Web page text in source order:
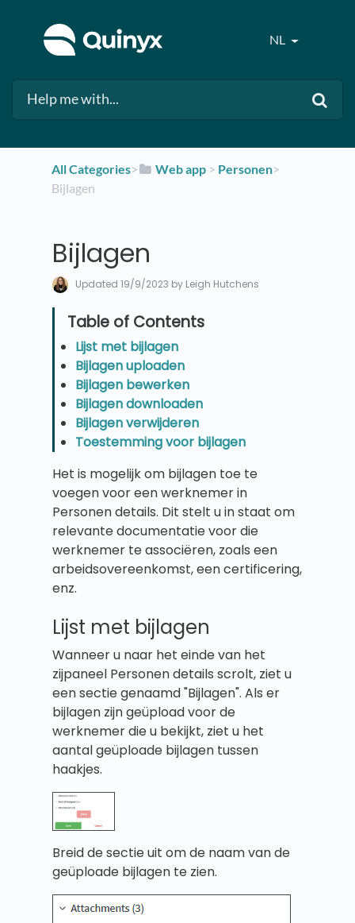
NL
All Categories​>​ ​Web app ​ > ​ ​Personen​>​
Bijlagen
Bijlagen
Updated19/9/2023 by Leigh Hutchens
Lijst met bijlagen
Bijlagen uploaden
Bijlagen bewerken
Bijlagen downloaden
Bijlagen verwijderen
Toestemming voor bijlagen
Het is mogelijk om bijlagen toe te
voegen voor een werknemer in
Personen details. Dit stelt u in staat om
relevante documentatie voor die
werknemer te associëren, zoals een
arbeidsovereenkomst, een certificering,
enz.
Lijst met bijlagen
Wanneer u naar het einde van het
zijpaneel Personen details scrolt, ziet u
een sectie genaamd "Bijlagen". Als er
bijlagen zijn geüpload voor de
werknemer die u bekijkt, ziet u het
aantal geüploade bijlagen tussen
haakjes.
Breid de sectie uit om de naam van de
geüploade bijlagen te zien.